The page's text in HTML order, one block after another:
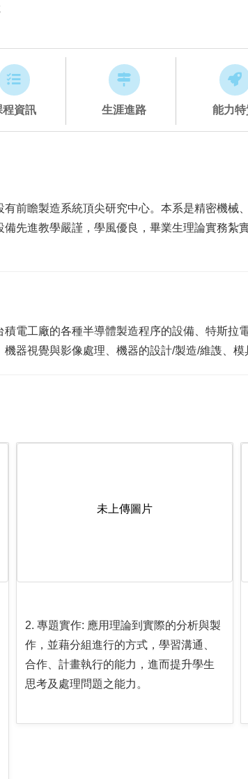
程資訊 生涯進路 能力特
前瞻製造系統頂尖研究中心。本系是精密機械
先進教學嚴謹，學風優良，畢業生理論實務紮
電工廠的各種半導體製造程序的設備、特斯拉
器視覺與影像處理、機器的設計/製造/維謢、
未上傳圖片
2. 專題實作: 應用理論到實際的分析與製
作，並藉分組進行的方式，學習溝通、
合作、計畫執行的能力，進而提升學生
思考及處理問題之能力。